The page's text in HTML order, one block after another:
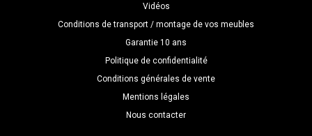
Vidéos
Conditions de transport / montage de vos meubles
Garantie 10 ans
Politique de confidentialité
Conditions générales de vente
Mentions légales
Nous contacter